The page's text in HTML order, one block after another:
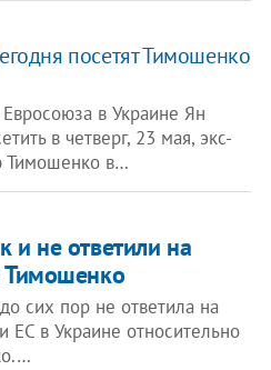
посетят Тимошенко
Евросоюза в Украине Ян
в четверг, 23 мая, экс-
Тимошенко в…
и не ответили на
Тимошенко
сих пор не ответила на
в Украине относительно